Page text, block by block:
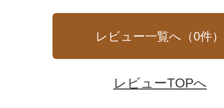
レビュー一覧へ（0件）
レビューTOPへ